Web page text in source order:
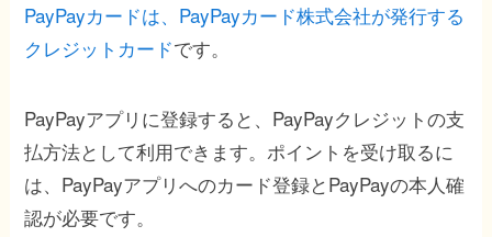
PayPayカードは、PayPayカード株式会社が発行する
クレジットカードです。
PayPayアプリに登録すると、PayPayクレジットの支
払方法として利用できます。ポイントを受け取るに
は、PayPayアプリへのカード登録とPayPayの本人確
認が必要です。